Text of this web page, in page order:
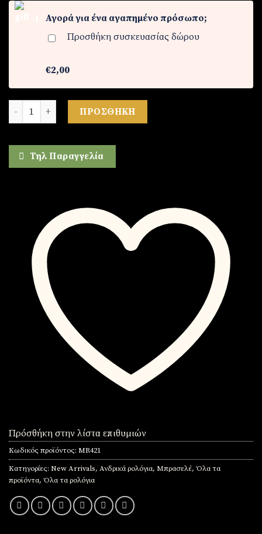
Αγορά για ένα αγαπημένο πρόσωπο;
Προσθήκη συσκευασίας δώρου
€2,00
Ρολόι ανδρικό από ατσάλι ποσότητα
ΠΡΟΣΘΉΚΗ
Τηλ Παραγγελία
Πρόσθήκη στην λίστα επιθυμιών
Κωδικός προϊόντος: MR421
Κατηγορίες: New Arrivals, Ανδρικά ρολόγια, Μπρασελέ, Όλα τα
προϊόντα, Όλα τα ρολόγια